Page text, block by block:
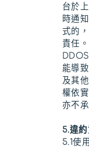
台於
時通
式的
責任
能導
及其
權依
亦不
5.違
5.1使